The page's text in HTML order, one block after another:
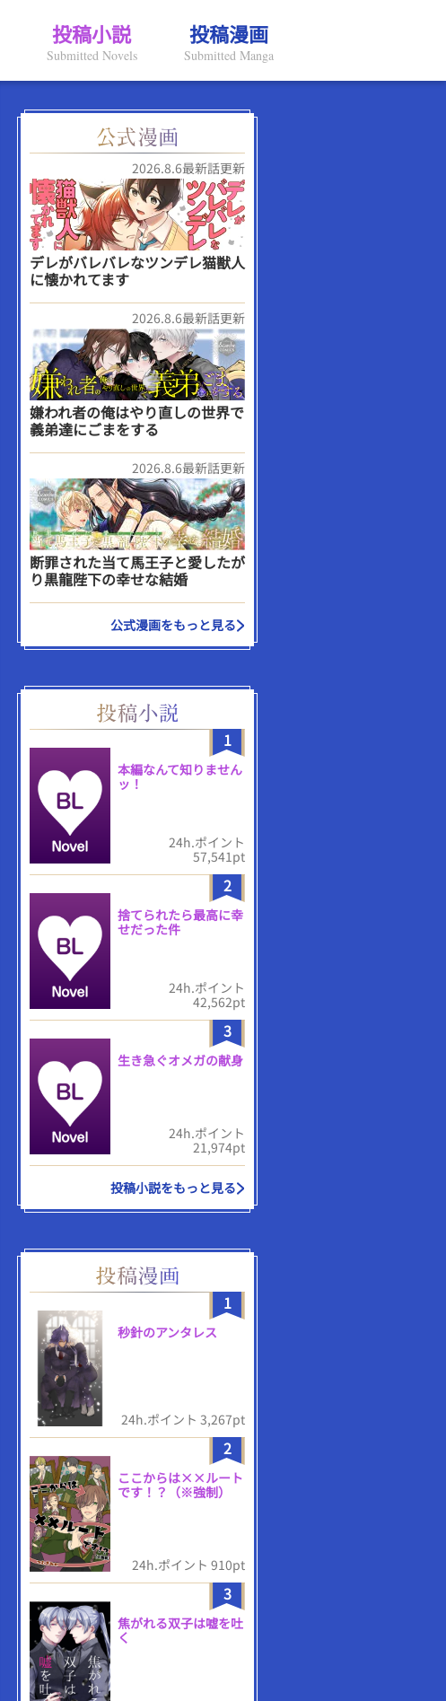
投稿小説
Submitted Novels
投稿漫画
Submitted Manga
2026.8.6最新話更新
デレがバレバレなツンデレ猫獣人
に懐かれてます
2026.8.6最新話更新
嫌われ者の俺はやり直しの世界で
義弟達にごまをする
2026.8.6最新話更新
断罪された当て馬王子と愛したが
り黒龍陛下の幸せな結婚
公式漫画をもっと見る
1
本編なんて知りません
ッ！
24h.ポイント
57,541pt
2
捨てられたら最高に幸
せだった件
24h.ポイント
42,562pt
3
生き急ぐオメガの献身
24h.ポイント
21,974pt
投稿小説をもっと見る
1
秒針のアンタレス
24h.ポイント 3,267pt
2
ここからは××ルート
です！？（※強制）
24h.ポイント 910pt
3
焦がれる双子は嘘を吐
く